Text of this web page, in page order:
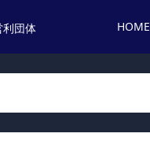
利団体 HOME